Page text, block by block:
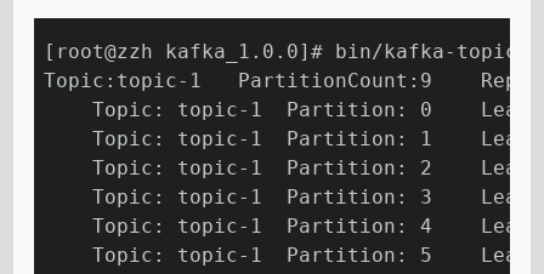
[root@zzh kafka_1.0.0]# bin/kafka-
Topic:topic-1   PartitionCount:9
Topic: topic-1  Partition: 0
Topic: topic-1  Partition: 1
Topic: topic-1  Partition: 2
Topic: topic-1  Partition: 3
Topic: topic-1  Partition: 4
Topic: topic-1  Partition: 5